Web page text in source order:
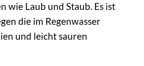
wie Laub und Staub. Es ist
die im Regenwasser
und leicht sauren